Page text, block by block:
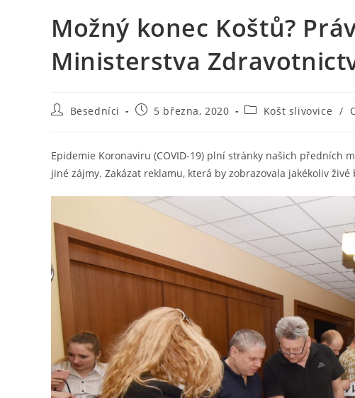
Možný konec Koštů?
Ministerstva
AutorBesedníci
Příspěvek
5 března, 2020
RubrikyKošt slivovice /
Epidemie Koronaviru (COVID-19) plní stránky našich předních
jiné zájmy. Zakázat reklamu, která by zobrazovala jakékoliv